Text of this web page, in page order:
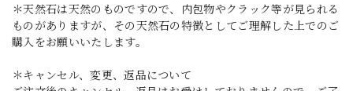
＊天然石は天然のものですので、内包物やクラック等が見られる
ものがありますが、その天然石の特徴としてご理解した上でのご
購入をお願いいたします。
＊キャンセル、変更、返品について